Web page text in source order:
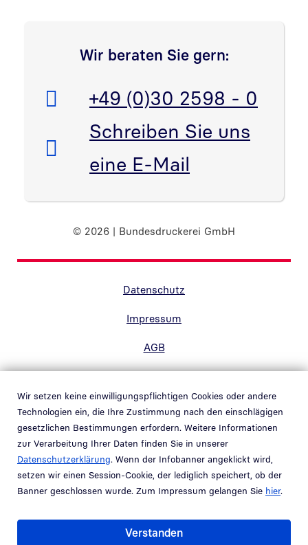
Wir setzen keine einwilligungspflichtigen Cookies oder andere
Technologien ein, die Ihre Zustimmung nach den einschlägigen
gesetzlichen Bestimmungen erfordern. Weitere Informationen
zur Verarbeitung Ihrer Daten finden Sie in unserer
Datenschutzerklärung. Wenn der Infobanner angeklickt wird,
setzen wir einen Session-Cookie, der lediglich speichert, ob der
Banner geschlossen wurde. Zum Impressum gelangen Sie hier.
Verstanden
Wir beraten Sie gern:
Telefon:
+49 (0)30 2598 - 0
E-Mail:
Schreiben Sie uns
eine E-Mail
© 2026 | Bundesdruckerei GmbH
Datenschutz
Impressum
AGB
Kontakt
Hinweisgebersystem
Link in neuem Fenster öffnen
Whistleblower system
Link in neuem Fenster öffnen